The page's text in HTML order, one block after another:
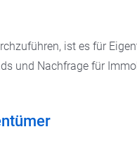
ist es für
und Nachfrage für